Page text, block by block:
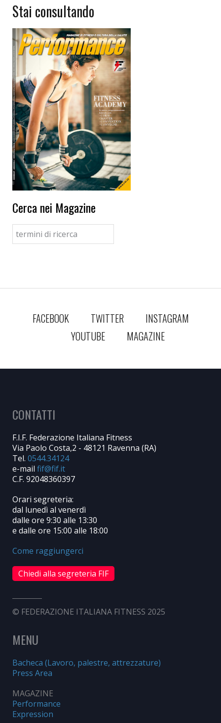
Stai consultando
Cerca nei Magazine
FACEBOOK TWITTER
INSTAGRAM
YOUTUBE
MAGAZINE
CONTATTI
F.I.F. Federazione Italiana Fitness
Via Paolo Costa,2 - 48121 Ravenna (RA)
Tel. 0544.34124
e-mail
C.F. 92048360397
Orari segreteria:
dal lunedì al venerdì
dalle ore 9:30 alle 13:30
e dalle ore 15:00 alle 18:00
Come raggiungerci
Chiedi alla segreteria FIF
© FEDERAZIONE ITALIANA FITNESS 2025
MENU
Bacheca (Lavoro, palestre, attrezzature)
Press Area
MAGAZINE
Performance
Expression